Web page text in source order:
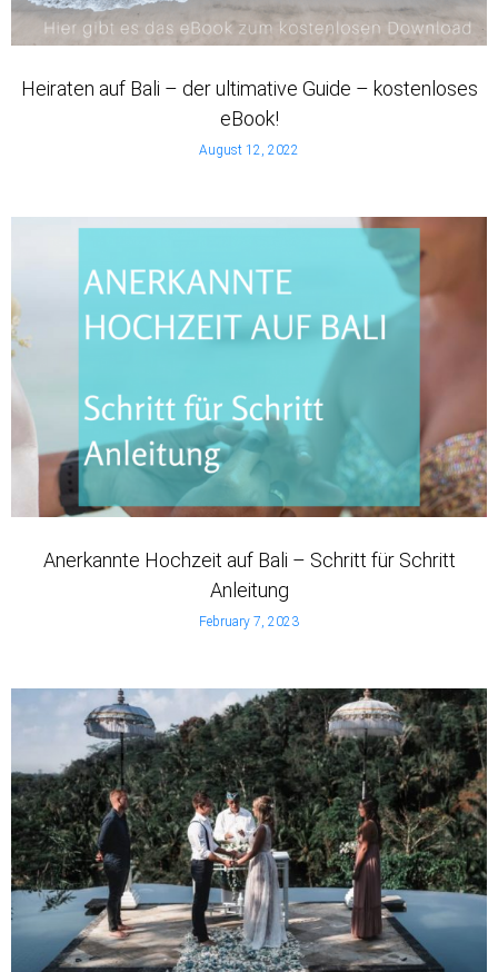
Heiraten auf Bali – der ultimative Guide – kostenloses
eBook!
August 12, 2022
Anerkannte Hochzeit auf Bali – Schritt für Schritt
Anleitung
February 7, 2023